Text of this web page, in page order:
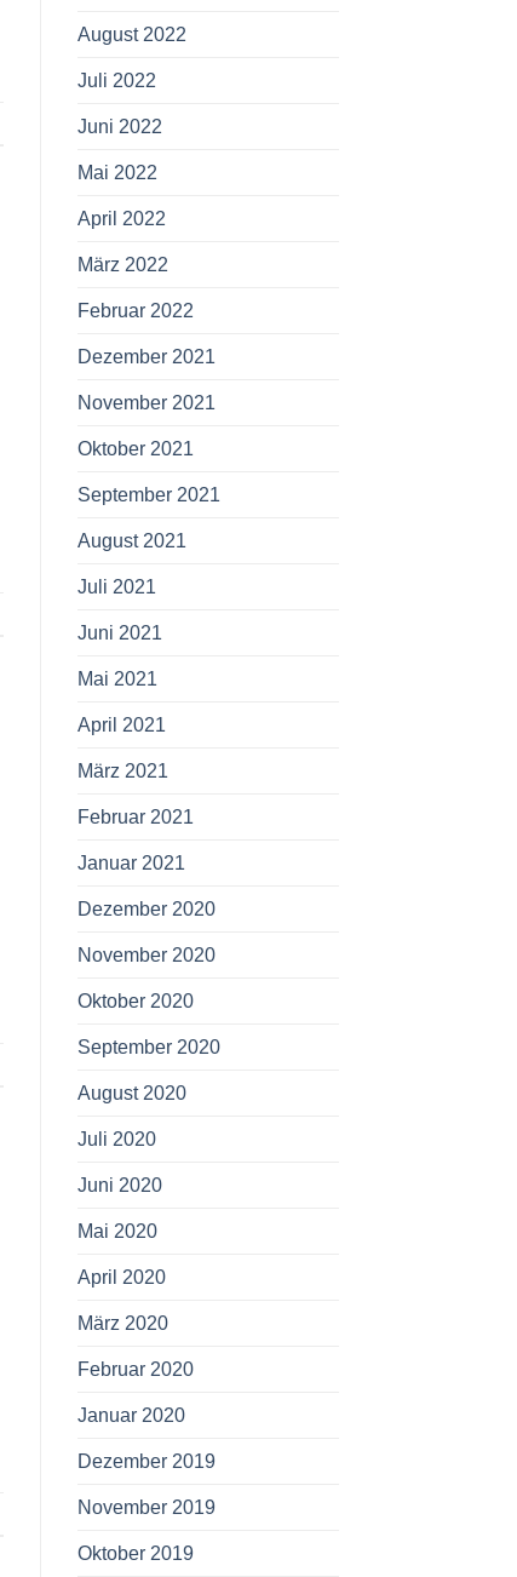
August 2022
Juli 2022
Juni 2022
Mai 2022
April 2022
März 2022
Februar 2022
Dezember 2021
November 2021
Oktober 2021
September 2021
August 2021
Juli 2021
Juni 2021
Mai 2021
April 2021
März 2021
Februar 2021
Januar 2021
Dezember 2020
November 2020
Oktober 2020
September 2020
August 2020
Juli 2020
Juni 2020
Mai 2020
April 2020
März 2020
Februar 2020
Januar 2020
Dezember 2019
November 2019
Oktober 2019